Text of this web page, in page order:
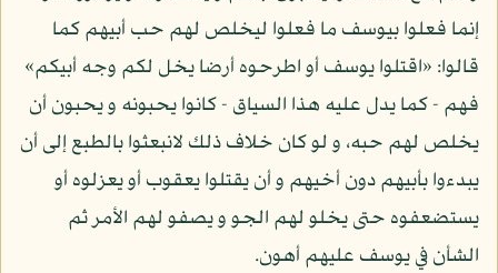
إنما فعلوا بيوسف ما فعلوا ليخلص لهم حب أبيهم كما
قالوا: «اقتلوا يوسف أو اطرحوه أرضا يخل لكم وجه أبيكم»
فهم - كما يدل عليه هذا السياق - كانوا يحبونه و يحبون أن
يخلص لهم حبه، و لو كان خلاف ذلك لانبعثوا بالطبع إلى أن
يبدءوا بأبيهم دون أخيهم و أن يقتلوا يعقوب أو يعزلوه أو
يستضعفوه حتى يخلو لهم الجو و يصفو لهم الأمر ثم
الشأن في يوسف عليهم أهون.